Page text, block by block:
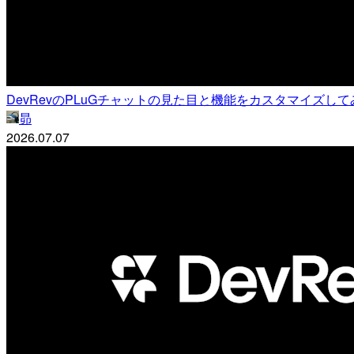
DevRevのPLuGチャットの見た目と機能をカスタマイズして
昴
2026.07.07